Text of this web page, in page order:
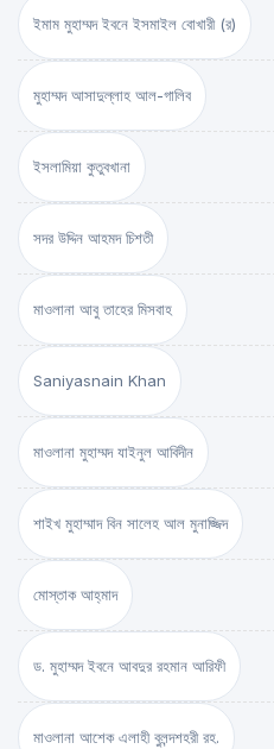
ইমাম মুহাম্মদ ইবনে ইসমাইল বোখারী (র)
মুহাম্মদ আসাদুল্লাহ আল-গালিব
ইসলামিয়া কুতুবখানা
সদর উদ্দিন আহমদ চিশতী
মাওলানা আবু তাহের মিসবাহ
Saniyasnain Khan
মাওলানা মুহাম্মদ যাইনুল আবিদীন
শাইখ মুহাম্মাদ বিন সালেহ আল মুনাজ্জিদ
মোস্তাক আহ্‌মাদ
ড. মুহাম্মদ ইবনে আবদুর রহমান আরিফী
মাওলানা আশেক এলাহী বুলন্দশহরী রহ.